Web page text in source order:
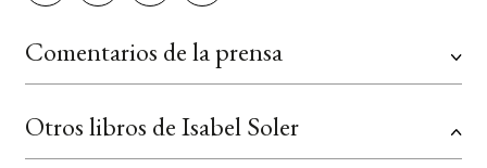
Comentarios de la prensa
Otros libros de Isabel Soler